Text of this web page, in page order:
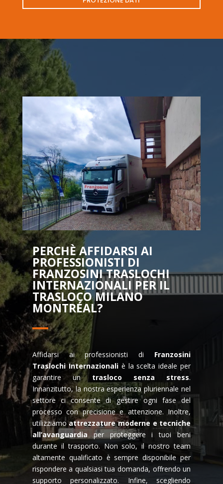
PERCHÈ AFFIDARSI AI
PROFESSIONISTI DI
FRANZOSINI TRASLOCHI
INTERNAZIONALI PER IL
TRASLOCO MILANO
MONTRÉAL?
Affidarsi ai professionisti di Franzosini
Traslochi Internazionaliè la scelta ideale per
garantire un trasloco senza stress.
Innanzitutto, la nostra esperienza pluriennale nel
settore ci consente di gestire ogni fase del
processo con precisione e attenzione. Inoltre,
utilizziamoattrezzature moderne e tecniche
all’avanguardiaper proteggere i tuoi beni
durante il trasporto. Non solo, il nostro team
altamente qualificato è sempre disponibile per
rispondere a qualsiasi tua domanda, offrendo un
supporto personalizzato. Infine, scegliendo